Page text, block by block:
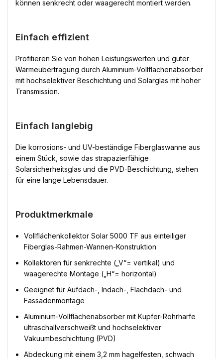
können senkrecht oder waagerecht montiert werden.
Einfach effizient
Profitieren Sie von hohen Leistungswerten und guter
Wärmeübertragung durch Aluminium-Vollflächenabsorber
mit hochselektiver Beschichtung und Solarglas mit hoher
Transmission.
Einfach langlebig
Die korrosions- und UV-beständige Fiberglaswanne aus
einem Stück, sowie das strapazierfähige
Solarsicherheitsglas und die PVD-Beschichtung, stehen
für eine lange Lebensdauer.
Produktmerkmale
Vollflächenkollektor Solar 5000 TF aus einteiliger
Fiberglas-Rahmen-Wannen-Konstruktion
Kollektoren für senkrechte („V“= vertikal) und
waagerechte Montage („H“= horizontal)
Geeignet für Aufdach-, Indach-, Flachdach- und
Fassadenmontage
Aluminium-Vollflächenabsorber mit Kupfer-Rohrharfe
ultraschallverschweißt und hochselektiver
Vakuumbeschichtung (PVD)
Abdeckung mit einem 3,2 mm hagelfesten, schwach